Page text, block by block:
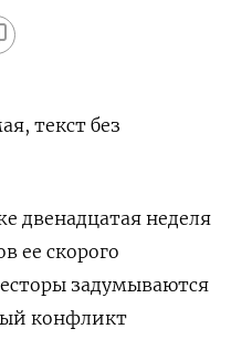
текст без
двенадцатая неделя
ее скорого
задумываются
конфликт